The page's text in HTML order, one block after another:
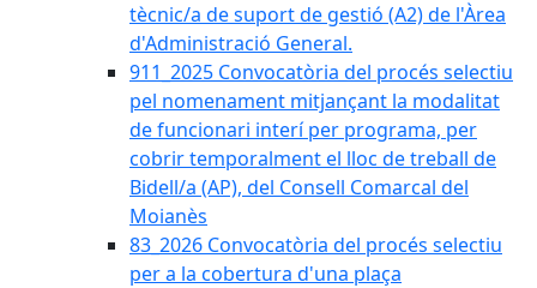
tècnic/a de suport de gestió (A2) de l'Àrea
d'Administració General.
911_2025 Convocatòria del procés selectiu
pel nomenament mitjançant la modalitat
de funcionari interí per programa, per
cobrir temporalment el lloc de treball de
Bidell/a (AP), del Consell Comarcal del
Moianès
83_2026 Convocatòria del procés selectiu
per a la cobertura d'una plaça